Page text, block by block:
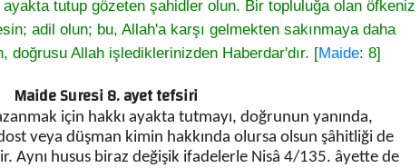
tutup gözeten şahidler olun. Bir topluluğa olan öfkeniz
adil olun; bu, Allah'a karşı gelmekten sakınmaya daha
doğrusu Allah işlediklerinizden Haberdar'dır. [Maide: 8]
Maide Suresi 8. ayet tefsiri
için hakkı ayakta tutmayı, doğrunun yanında,
dost veya düşman kimin hakkında olursa olsun şâhitliği de
Aynı husus biraz değişik ifadelerle Nisâ 4/135. âyette de